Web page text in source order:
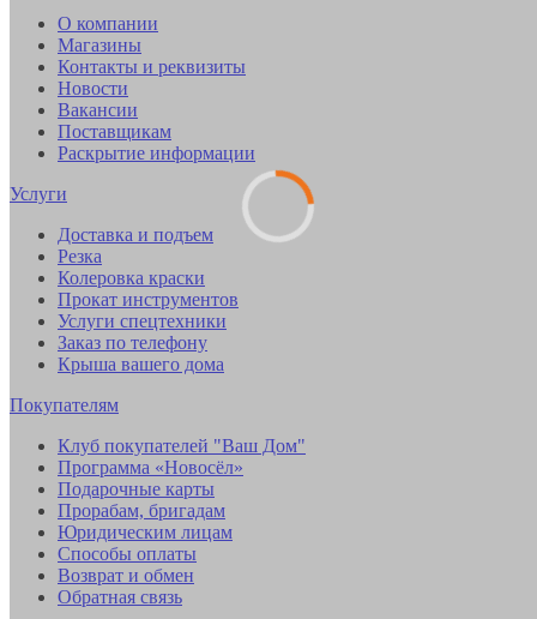
О компании
Магазины
Контакты и реквизиты
Новости
Вакансии
Поставщикам
Раскрытие информации
Услуги
Доставка и подъем
Резка
Колеровка краски
Прокат инструментов
Услуги спецтехники
Заказ по телефону
Крыша вашего дома
Покупателям
Клуб покупателей "Ваш Дом"
Программа «Новосёл»
Подарочные карты
Прорабам, бригадам
Юридическим лицам
Способы оплаты
Возврат и обмен
Обратная связь